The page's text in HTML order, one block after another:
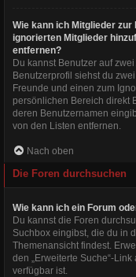
Wie kann ich Mitglieder
ignorierten Mitglieder
entfernen?
Du kannst Benutzer auf
Benutzerprofil siehst du
Freunde und einen zum
persönlichen Bereich direkt
deren Benutzernamen
von den Listen entfernen.
Nach oben
Die Foren durchsuchen
Wie kann ich ein Forum
Du kannst die Foren
Suchbox eingibst, die du in
Themenansicht findest.
den „Erweiterte Suche“-
verfügbar ist.